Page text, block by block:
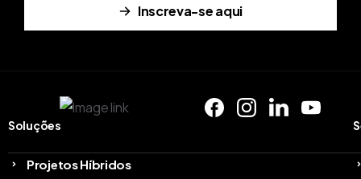
Inscreva-se aqui
Soluções
Projetos Híbridos